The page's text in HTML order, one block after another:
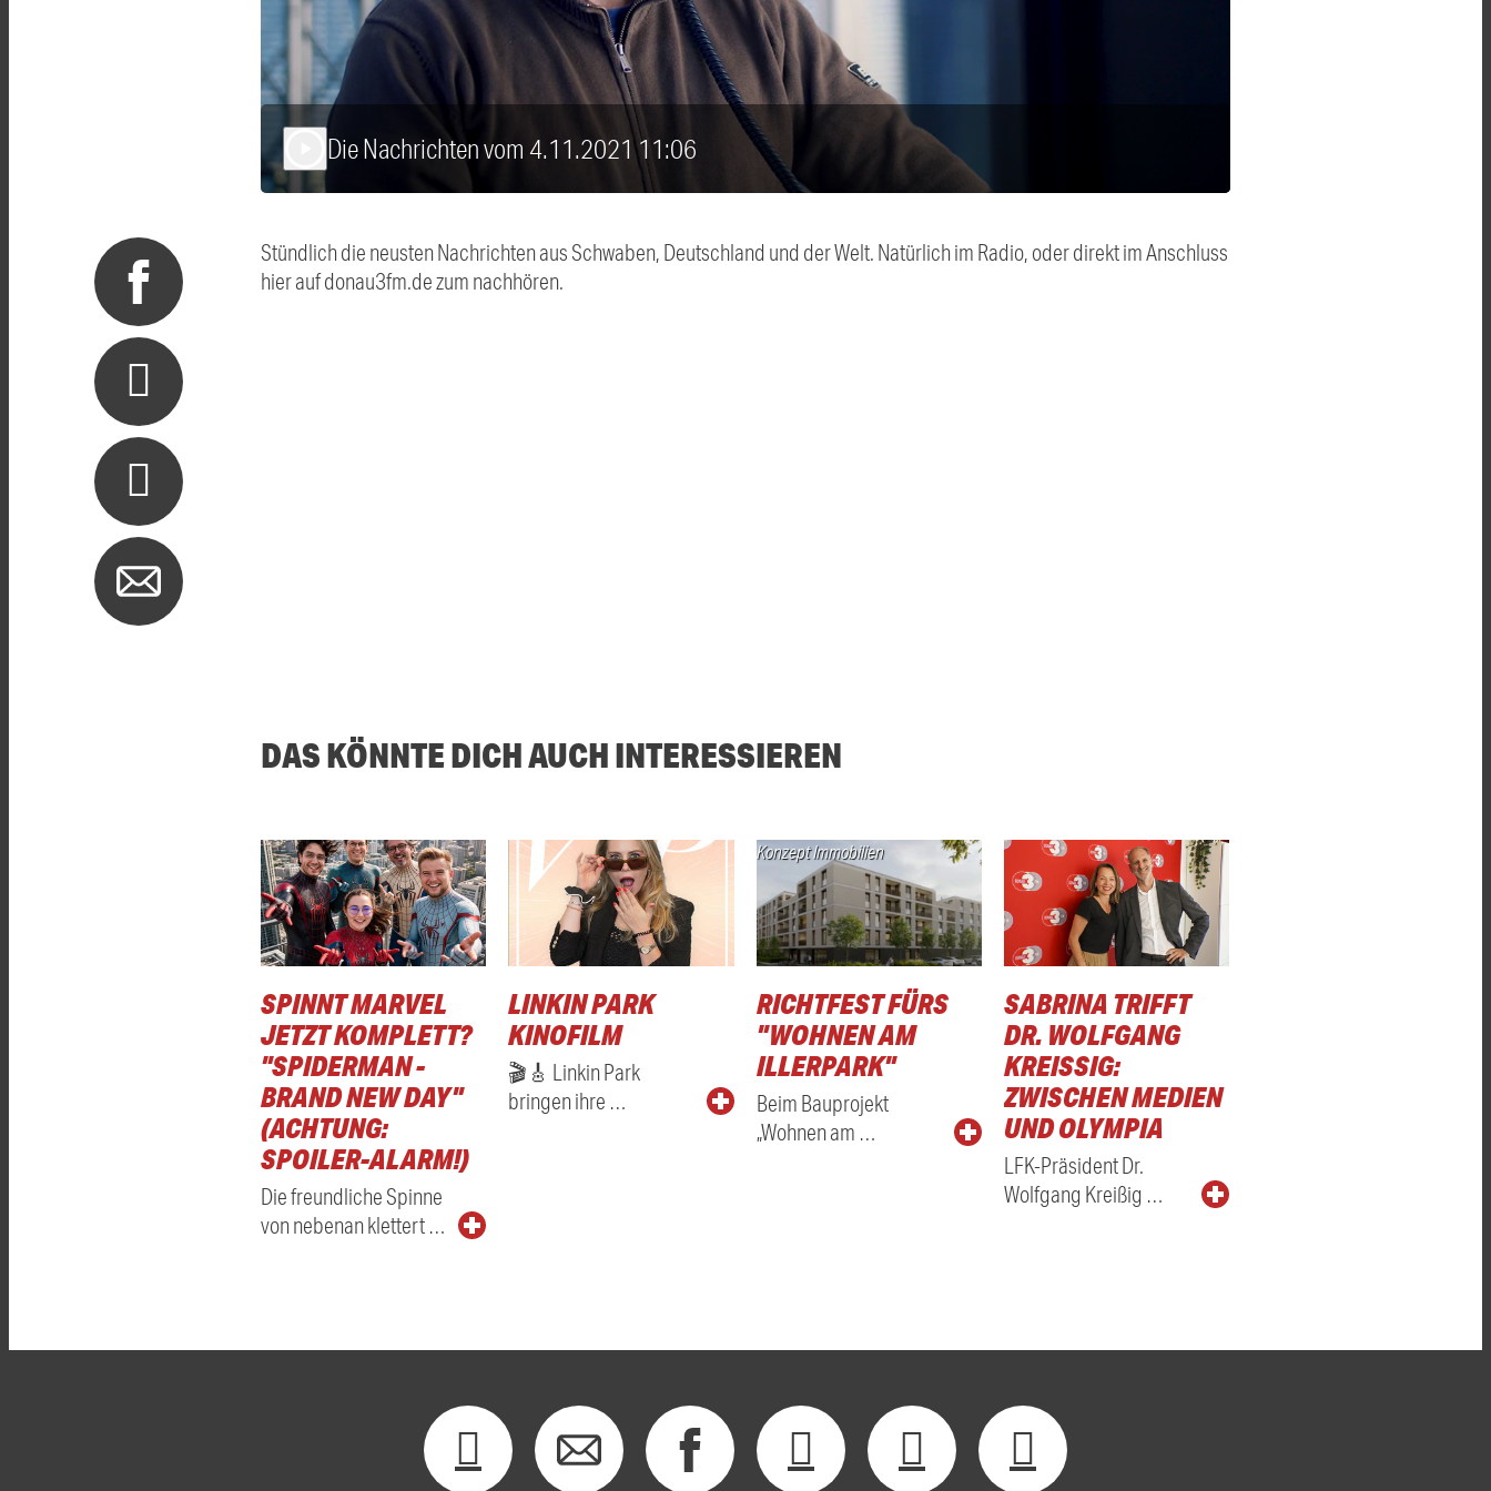
Die Nachrichten vom 4.11.2021 11:06
Stündlich die neusten Nachrichten aus Schwaben, Deutschland und der Welt. Natürlich im Radio, oder direkt im Anschluss
hier auf donau3fm.de zum nachhören.
DAS KÖNNTE DICH AUCH INTERESSIEREN
SPINNT MARVEL
JETZT KOMPLETT?
"SPIDERMAN -
BRAND NEW DAY"
(ACHTUNG:
SPOILER-ALARM!)
Die freundliche Spinne
von nebenan klettert …
LINKIN PARK
KINOFILM
🎬🎸 Linkin Park
bringen ihre …
Konzept Immobilien
RICHTFEST FÜRS
"WOHNEN AM
ILLERPARK"
Beim Bauprojekt
„Wohnen am …
SABRINA TRIFFT
DR. WOLFGANG
KREISSIG: Z
WISCHEN MEDIEN U
ND OLYMPIA
LFK-Präsident Dr.
Wolfgang Kreißig …